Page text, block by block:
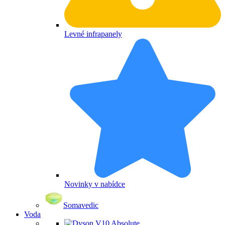
Levné infrapanely
Novinky v nabídce
Somavedic
Voda